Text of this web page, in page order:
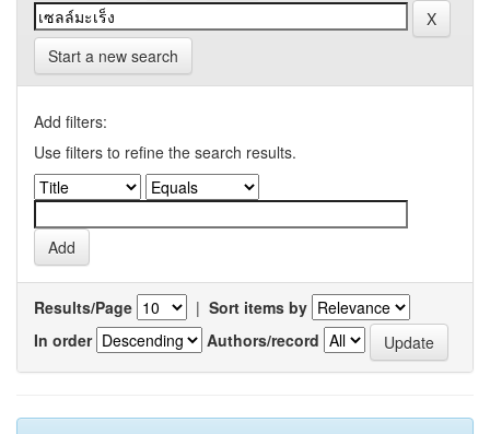
Start a new search
Add filters:
Use filters to refine the search results.
Results/Page | Sort items by
In order
Authors/record